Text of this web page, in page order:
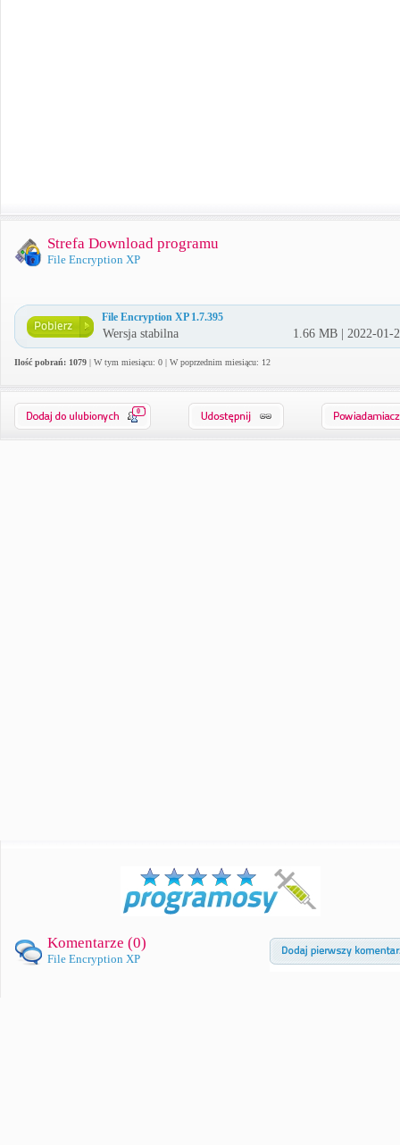
Strefa Download programu
File Encryption XP
File Encryption XP 1.7.395
Wersja stabilna 1.66 MB | 2022-01-
Ilość pobrań: 1079 | W tym miesiącu: 0 | W poprzednim miesiącu: 12
0
Komentarze (0)
File Encryption XP